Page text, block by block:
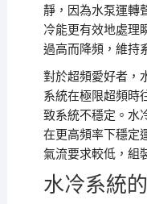
靜，因為水泵運轉
冷能更有效地處理
過高而降頻，維持
對於超頻愛好者，
系統在極限超頻時
致系統不穩定。水
在更高頻率下穩定
氣流要求較低，組
水冷系統